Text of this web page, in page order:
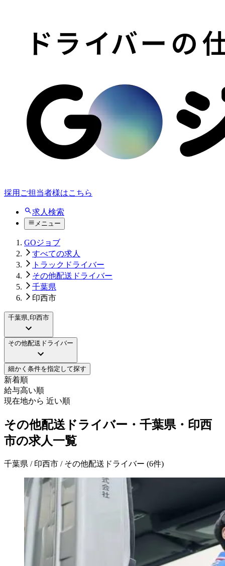
採用ご担当者様はこちら
求人検索
メニュー
GOジョブ
すべての求人
トラックドライバー
その他配送ドライバー
千葉県
印西市
千葉県,印西市
その他配送ドライバー
細かく条件を指定して探す
新着順
給与高い順
現在地から 近い順
その他配送ドライバー・千葉県・印西
市の求人一覧
千葉県 / 印西市 / その他配送ドライバー (6件)